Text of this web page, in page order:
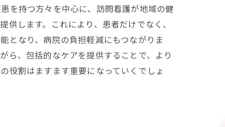
を持つ方々を中心に、訪問看護が地域の健
します。これにより、患者だけでなく、
となり、病院の負担軽減にもつながりま
ら、包括的なケアを提供することで、より
役割はますます重要になっていくでしょ